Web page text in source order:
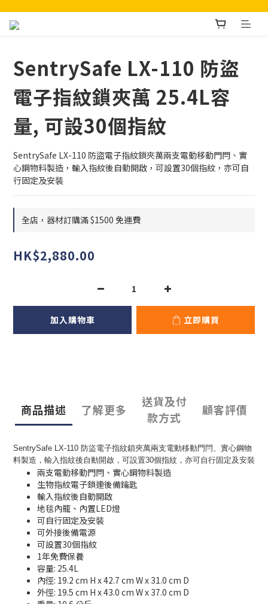
SentrySafe LX-110 防盜
電子指紋鎖夾萬 25.4L容
量, 可設30個指紋
SentrySafe LX-110 防盜電子指紋鎖夾萬兩支電動移動門閂、實
心鋼物料製造，輸入指紋後自動開啟，可設置30個指紋，亦可自
行固定及安裝
全店，器材訂購滿 $1500 免運費
HK$2,880.00
加入購物車 立即購買
商品描述 了解更多
送貨及付
款方式
顧客評價
SentrySafe LX-110 防盜電子指紋鎖夾萬兩支電動移動門閂、實心鋼物
料製造，輸入指紋後自動開啟，可設置30個指紋，亦可自行固定及安裝
兩支電動移動門閂、實心鋼物料製造
生物指紋電子鎖連後備鑰匙
輸入指紋後自動開啟
地毯內籠、內置LED燈
可自行固定及安裝
可外接後備電源
可設置30個指紋
1年免費保養
容量: 25.4L
內徑: 19.2 cm H x 42.7 cm W x 31.0 cm D
外徑: 19.5 cm H x 43.0 cm W x 37.0 cm D